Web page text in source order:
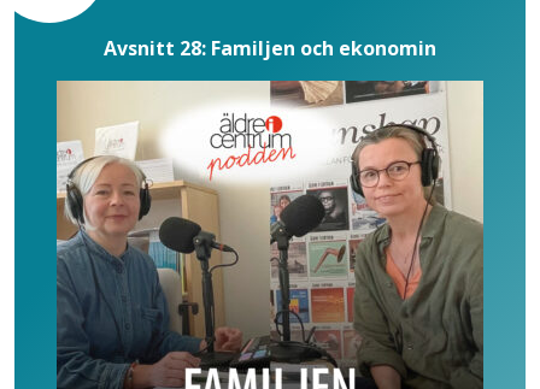
Avsnitt 28: Familjen och ekonomin